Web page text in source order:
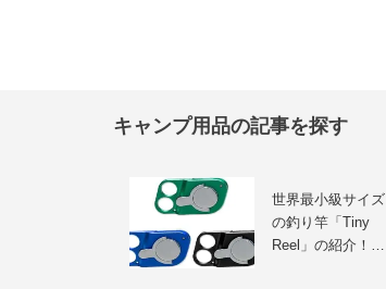
キャンプ用品の記事を探す
世界最小級サイズ
の釣り竿「Tiny
Reel」の紹介！…